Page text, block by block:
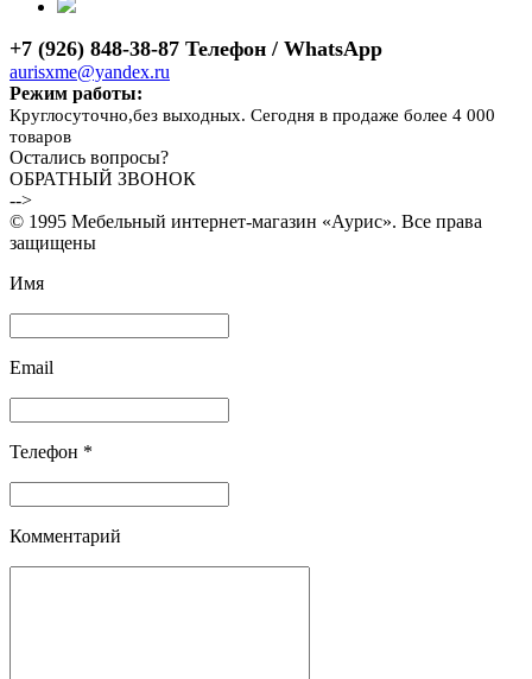
+7 (926) 848-38-87 Телефон / WhatsApp
aurisxme@yandex.ru
Режим работы:
Круглосуточно,без выходных. Сегодня в продаже более 4 000
товаров
Остались вопросы?
ОБРАТНЫЙ ЗВОНОК
-->
© 1995 Мебельный интернет-магазин «Аурис». Все права
защищены
Имя
Email
Телефон *
Комментарий